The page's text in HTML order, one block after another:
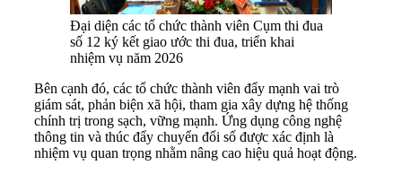
Đại diện các tổ chức thành viên Cụm thi đua
số 12 ký kết giao ước thi đua, triển khai
nhiệm vụ năm 2026
Bên cạnh đó, các tổ chức thành viên đẩy mạnh vai trò
giám sát, phản biện xã hội, tham gia xây dựng hệ thống
chính trị trong sạch, vững mạnh. Ứng dụng công nghệ
thông tin và thúc đẩy chuyển đổi số được xác định là
nhiệm vụ quan trọng nhằm nâng cao hiệu quả hoạt động.